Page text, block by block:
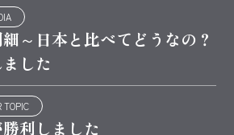
細～日本と比べてどうなの？
した
TOPIC
利しました